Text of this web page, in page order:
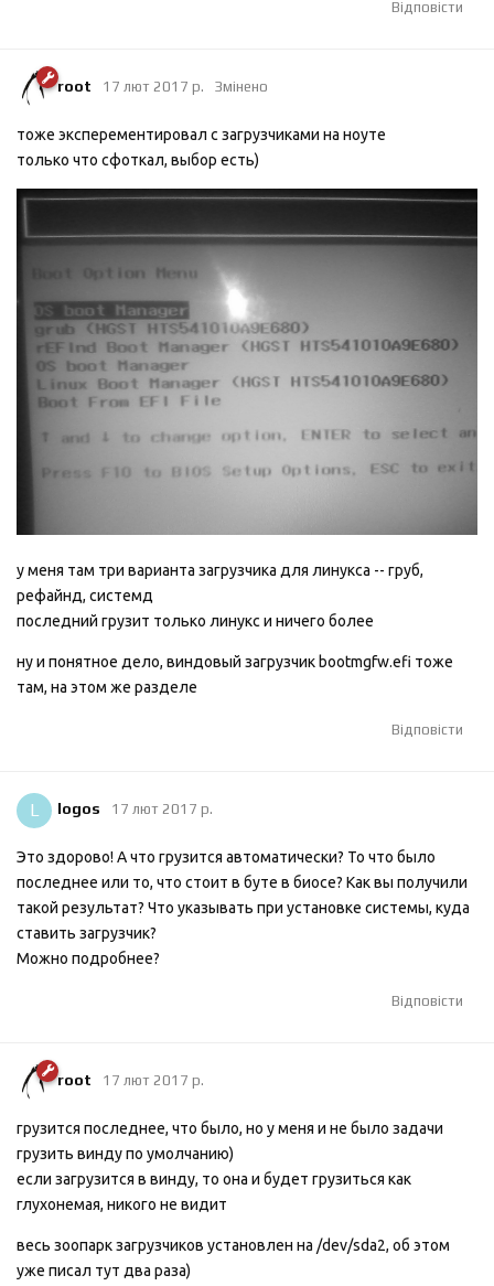
Відповісти
root 17 лют 2017 р. Змінено
тоже эксперементировал с загрузчиками на ноуте
только что сфоткал, выбор есть)
у меня там три варианта загрузчика для линукса -- груб,
рефайнд, системд
последний грузит только линукс и ничего более
ну и понятное дело, виндовый загрузчик bootmgfw.efi тоже
там, на этом же разделе
Відповісти
L logos 17 лют 2017 р.
Это здорово! А что грузится автоматически? То что было
последнее или то, что стоит в буте в биосе? Как вы получили
такой результат? Что указывать при установке системы, куда
ставить загрузчик?
Можно подробнее?
Відповісти
root 17 лют 2017 р.
грузится последнее, что было, но у меня и не было задачи
грузить винду по умолчанию)
если загрузится в винду, то она и будет грузиться как
глухонемая, никого не видит
весь зоопарк загрузчиков установлен на /dev/sda2, об этом
уже писал тут два раза)